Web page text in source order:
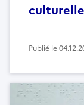
culturelle
Publié le